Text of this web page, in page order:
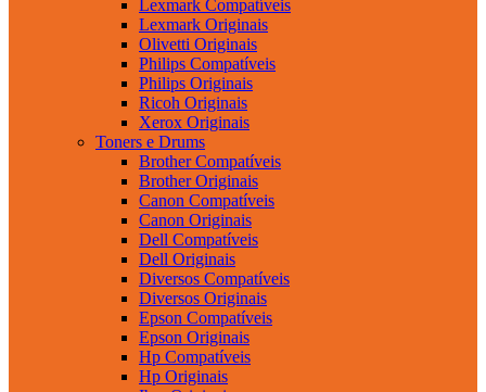
Lexmark Compatíveis
Lexmark Originais
Olivetti Originais
Philips Compatíveis
Philips Originais
Ricoh Originais
Xerox Originais
Toners e Drums
Brother Compatíveis
Brother Originais
Canon Compatíveis
Canon Originais
Dell Compatíveis
Dell Originais
Diversos Compatíveis
Diversos Originais
Epson Compatíveis
Epson Originais
Hp Compatíveis
Hp Originais